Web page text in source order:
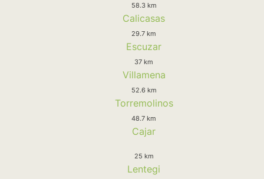
58.3 km
Calicasas
29.7 km
Escuzar
37 km
Villamena
52.6 km
Torremolinos
48.7 km
Cajar
25 km
Lentegi